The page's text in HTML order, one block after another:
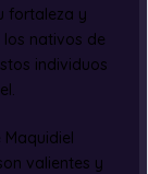
fortaleza y
los nativos de
individuos
valientes y